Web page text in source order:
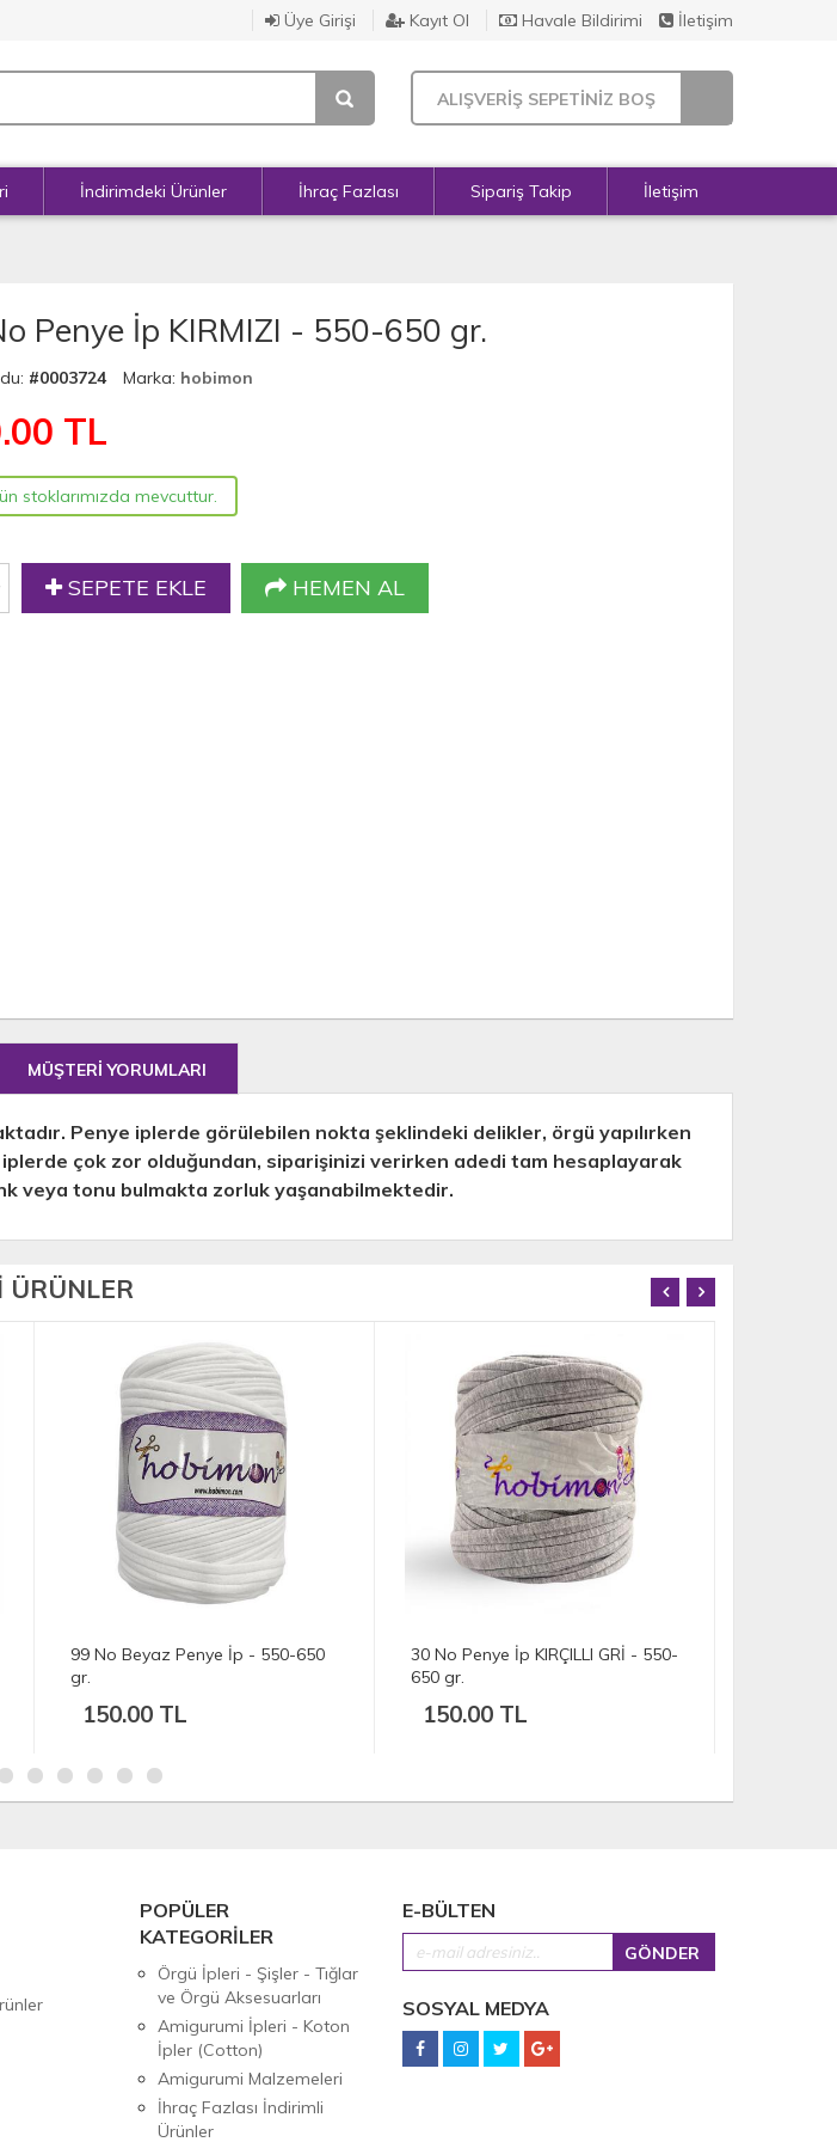
Üye Girişi Kayıt Ol Havale Bildirimi İletişim
ALIŞVERİŞ SEPETİNİZ BOŞ
İndirimdeki Ürünler İhraç Fazlası Sipariş Takip İletişim
Penye İp KIRMIZI - 550-650 gr.
#0003724 Marka: hobimon
TL
stoklarımızda mevcuttur.
SEPETE EKLE HEMEN AL
MÜŞTERİ YORUMLARI
Penye iplerde görülebilen nokta şeklindeki delikler, örgü yapılırken
iplerde çok zor olduğundan, siparişinizi verirken adedi tam hesaplayarak
veya tonu bulmakta zorluk yaşanabilmektedir.
ÜRÜNLER
99 No Beyaz Penye İp - 550-650
gr.
150.00 TL
30 No Penye İp KIRÇILLI GRİ - 550-
650 gr.
150.00 TL
POPÜLER
KATEGORİLER
Örgü İpleri - Şişler - Tığlar
ve Örgü Aksesuarları
Amigurumi İpleri - Koton
İpler (Cotton)
Amigurumi Malzemeleri
İhraç Fazlası İndirimli
Ürünler
E-BÜLTEN
SOSYAL MEDYA